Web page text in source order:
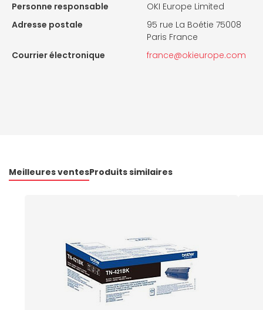
Personne responsable
OKI Europe Limited
Adresse postale
95 rue La Boétie 75008
Paris France
Courrier électronique
france@okieurope.com
Meilleures ventesProduits similaires